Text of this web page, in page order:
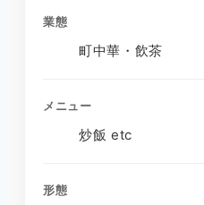
業態
町中華・飲茶
メニュー
炒飯 etc
形態